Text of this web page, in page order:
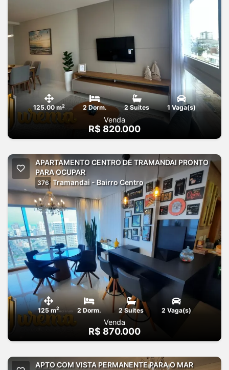
125.00 m2 2 Dorm. 2 Suites 1 Vaga(s)
Venda
R$ 820.000
APARTAMENTO CENTRO DE TRAMANDAI PRONTO
PARA OCUPAR
376 Tramandai - Bairro Centro
125 m2 2 Dorm. 2 Suites 2 Vaga(s)
Venda
R$ 870.000
APTO COM VISTA PERMANENTE PARA O MAR